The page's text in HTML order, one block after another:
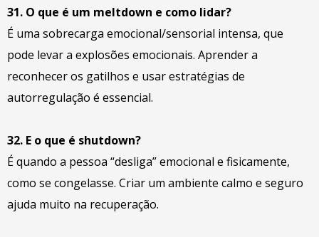
31. O que é um meltdown e como lidar?
É uma sobrecarga emocional/sensorial intensa, que
pode levar a explosões emocionais. Aprender a
reconhecer os gatilhos e usar estratégias de
autorregulação é essencial.
32. E o que é shutdown?
É quando a pessoa “desliga” emocional e fisicamente,
como se congelasse. Criar um ambiente calmo e seguro
ajuda muito na recuperação.